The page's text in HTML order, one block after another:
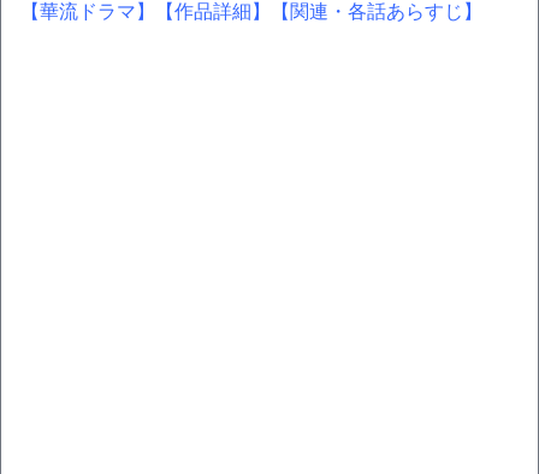
【華流ドラマ】 【作品詳細】 【関連・各話あらすじ】